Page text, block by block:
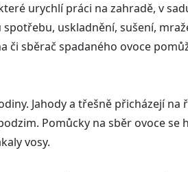
urychlí práci na zahradě, v
uskladnění, sušení,
či sběrač spadaného ovoce
Jahody a třešně přicházejí
Pomůcky na sběr ovoce
vosy.